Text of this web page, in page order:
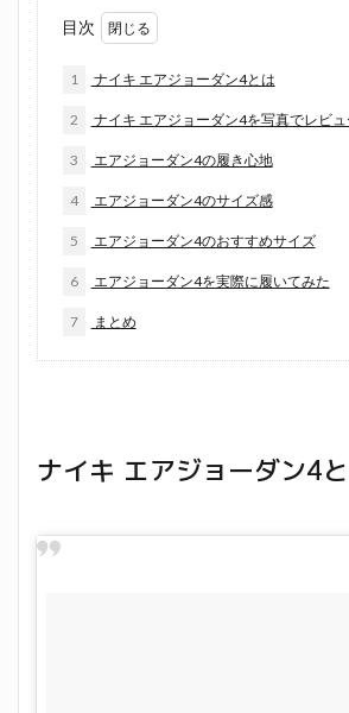
目次
1 ナイキ エアジョーダン4とは
2 ナイキ エアジョーダン4を写真でレビュ
3 エアジョーダン4の履き心地
4 エアジョーダン4のサイズ感
5 エアジョーダン4のおすすめサイズ
6 エアジョーダン4を実際に履いてみた
7 まとめ
ナイキ エアジョーダン4